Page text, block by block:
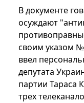
В документе
осуждают
своим указом
ввел
депутата
партии Тараса
трех